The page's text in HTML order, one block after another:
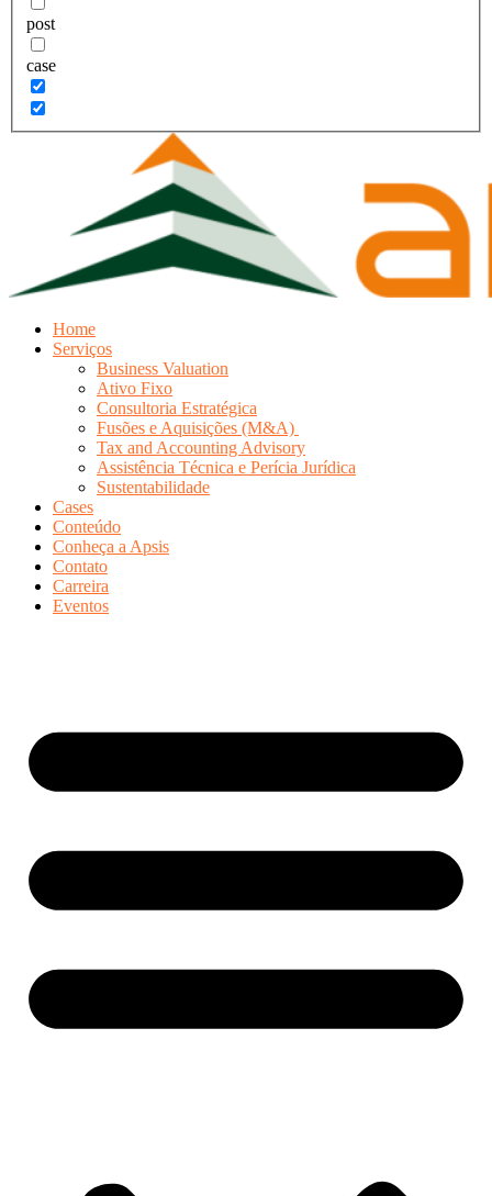
post
case
Home
Serviços
Business Valuation
Ativo Fixo
Consultoria Estratégica
Fusões e Aquisições (M&A)
Tax and Accounting Advisory
Assistência Técnica e Perícia Jurídica
Sustentabilidade
Cases
Conteúdo
Conheça a Apsis
Contato
Carreira
Eventos